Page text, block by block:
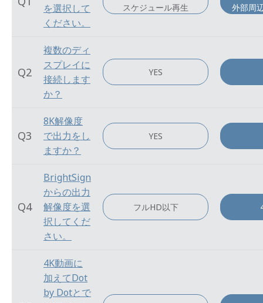
を選択して
ください。
スケジュール再生
外部周
Q2
複数のディ
スプレイに
接続します
か？
YES
Q3
8K解像度
で出力をし
ますか？
YES
Q4
BrightSign
からの出力
解像度を選
択してくだ
さい。
フルHD以下
4K動画に
加えてDot
by Dotとで